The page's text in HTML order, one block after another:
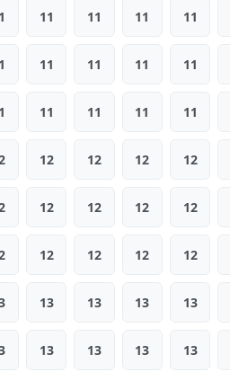
11 11 11 11
11 11 11 11
11 11 11 11
12 12 12 12
12 12 12 12
12 12 12 12
13 13 13 13
13 13 13 13